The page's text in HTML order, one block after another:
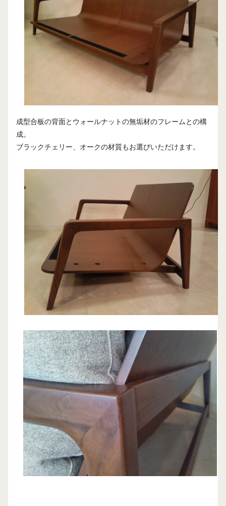
成型合板の背面とウォールナットの無垢材のフレームとの構
成。
ブラックチェリー、オークの材質もお選びいただけます。